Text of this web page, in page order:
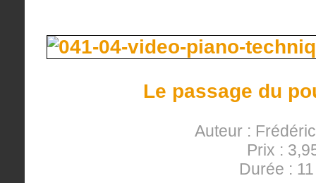
Le passage du
Auteur :
Prix :
Durée :